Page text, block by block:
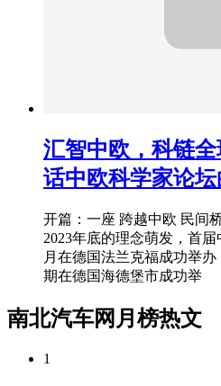
汇智中欧，科链
话中欧科学家论
开篇：一座 跨越中欧 民间
2023年底的理念萌发，首
月在德国法兰克福成功举
期在德国海德堡市成功举
南北汽车网月榜热文
1